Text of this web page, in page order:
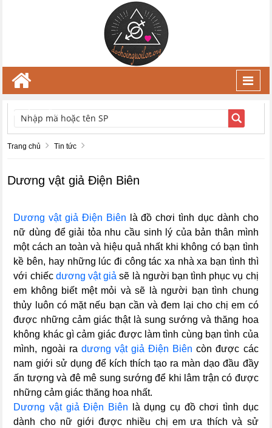
TÌM KIẾM
Trang chủ Tin tức
Dương vật giả Điện Biên
Dương vật giả Điện Biên là đồ chơi tình dục dành cho
nữ dùng để giải tỏa nhu cầu sinh lý của bản thân mình
một cách an toàn và hiệu quả nhất khi không có bạn tình
kề bên, hay những lúc đi công tác xa nhà xa bạn tình thì
với chiếc dương vật giả sẽ là người bạn tình phục vụ chị
em không biết mệt mỏi và sẽ là người bạn tình chung
thủy luôn có mặt nếu bạn cần và đem lại cho chị em có
được những cảm giác thật là sung sướng và thăng hoa
không khác gì cảm giác được làm tình cùng bạn tình của
mình, ngoài ra dương vật giả Điện Biên còn được các
nam giới sử dụng để kích thích tạo ra màn dạo đầu đầy
ấn tượng và đê mê sung sướng để khi lâm trận có được
những cảm giác thăng hoa nhất.
Dương vật giả Điện Biên là dụng cụ đồ chơi tình dục
dành cho nữ giới được nhiều chị em ưa thích và sử